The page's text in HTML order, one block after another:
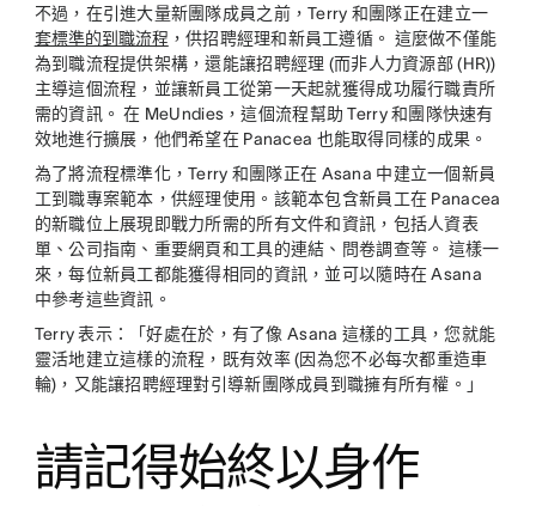
不過，在引進大量新團隊成員之前，Terry 和團隊正在建立一
套標準的到職流程 ，供招聘經理和新員工遵循。 這麼做不僅能
為到職流程提供架構，還能讓招聘經理 (而非人力資源部 (HR))
主導這個流程，並讓新員工從第一天起就獲得成功履行職責所
需的資訊。 在 MeUndies，這個流程幫助 Terry 和團隊快速有
效地進行擴展，他們希望在 Panacea 也能取得同樣的成果。
為了將流程標準化，Terry 和團隊正在 Asana 中建立一個新員
工到職專案範本，供經理使用。該範本包含新員工在 Panacea
的新職位上展現即戰力所需的所有文件和資訊，包括人資表
單、公司指南、重要網頁和工具的連結、問卷調查等。 這樣一
來，每位新員工都能獲得相同的資訊，並可以隨時在 Asana
中參考這些資訊。
Terry 表示：「好處在於，有了像 Asana 這樣的工具，您就能
靈活地建立這樣的流程，既有效率 (因為您不必每次都重造車
輪)，又能讓招聘經理對引導新團隊成員到職擁有所有權。」
請記得始終以身作